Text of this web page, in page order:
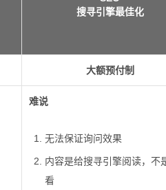
搜寻引擎最佳化
大额预付制
难说
无法保证询问效果
内容是给搜寻引擎阅读，不
看